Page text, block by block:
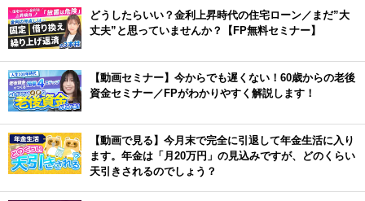
どうしたらいい？金利上昇時代の住宅ローン／まだ”大
丈夫”と思っていませんか？【FP無料セミナー】
【動画セミナー】今からでも遅くない！60歳からの老後
資金セミナー／FPがわかりやすく解説します！
【動画で見る】今月末で完全に引退して年金生活に入り
ます。年金は「月20万円」の見込みですが、どのくらい
天引きされるのでしょう？